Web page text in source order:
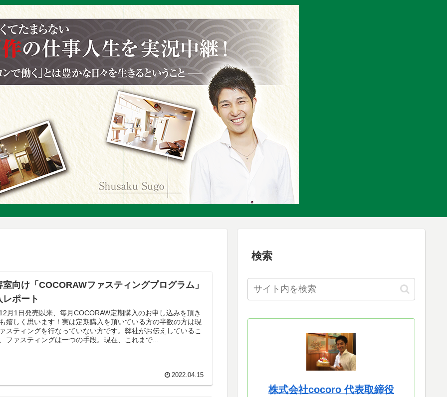
室向け「COCORAWファスティングプログラム」
レポート
月1日発売以来、毎月COCORAW定期購入のお申し込みを頂き
嬉しく思います！実は定期購入を頂いている方の半数の方は現
スティングを行なっていない方です。弊社がお伝えしているこ
ファスティングは一つの手段。現在、これまで...
2022.04.15
検索
株式会社cocoro 代表取締役